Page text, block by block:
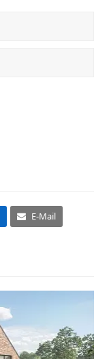
E-Mail